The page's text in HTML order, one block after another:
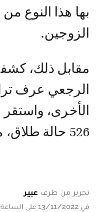
بها هذا النوع
الزوجين.
مقابل ذلك،
الرجعي عرف
526 حالة طلاق، مقابل 7146 حالة سنة 2004.
تحرير من طرف عبير
في 13/11/2022 على الساعة 07:30